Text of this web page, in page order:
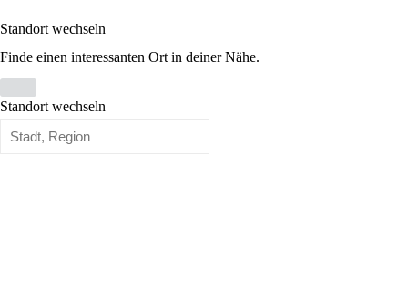
Standort wechseln
Finde einen interessanten Ort in deiner Nähe.
Standort wechseln